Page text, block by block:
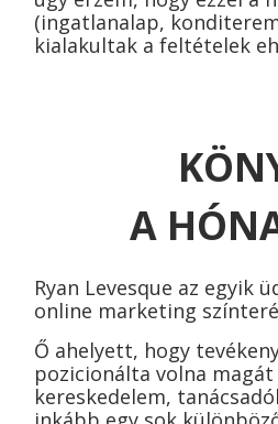
(ingatlanalap,
kialakultak a feltételek
A
Ryan Levesque az egyik
online marketing
Ő ahelyett, hogy
pozicionálta volna magát
kereskedelem,